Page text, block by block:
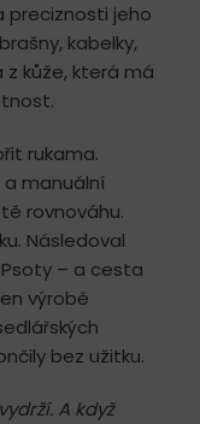
preciznosti jeho
kabelky,
kůže, která má
rukama.
a manuální
rovnováhu.
Následoval
– a cesta
výrobě
bez užitku.
A když